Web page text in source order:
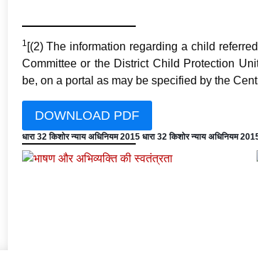
1 [(2) The information regarding a child
Committee or the District Child Protection
be, on a portal as may be specified by the
DOWNLOAD PDF
धारा 32 किशोर न्याय अधिनियम 2015 धारा 32 किशोर न्याय अधिनियम